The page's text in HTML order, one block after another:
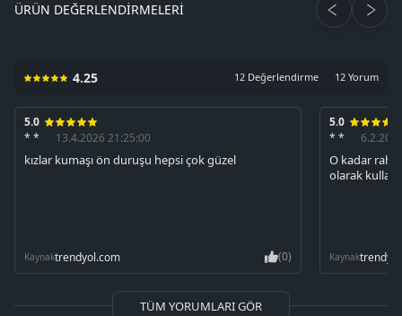
ÜRÜN DEĞERLENDIRMELERI
4.25 12 Değerlendirme 12 Yorum
5.0
* *
13.4.2026 21:25:00
kızlar kumaşı ön duruşu hepsi çok güzel
Kaynaktrendyol.com (0)
5.0
* *
O kadar
olarak
Kaynak
TÜM YORUMLARI GÖR